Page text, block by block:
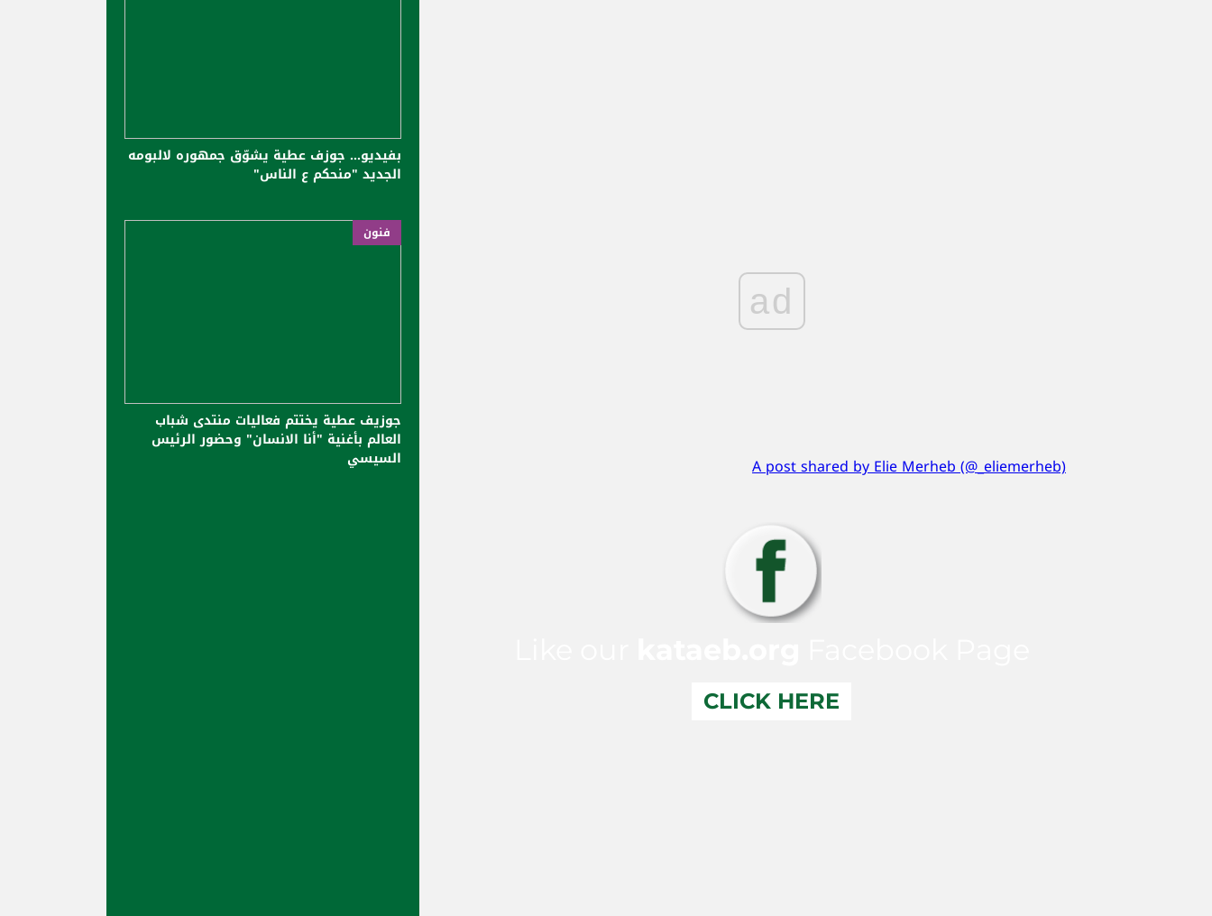
ad
A post shared by Elie Merheb (@_eliemerheb)
CLICK HERE
بفيديو... جوزف عطية يشوّق جمهوره لالبومه
الجديد "​منحكم ع الناس​"
فنون
جوزيف عطية يختتم فعاليات منتدى شباب
العالم بأغنية "أنا الانسان" وحضور الرئيس
السيسي